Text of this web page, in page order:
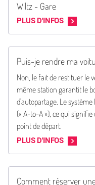
Wiltz - Gare
PLUS D'INFOS
Puis-je rendre ma
Non, le fait de restituer le
même station garantit le
d'autopartage. Le
(« A-to-A »), ce qui
point de départ.
PLUS D'INFOS
Comment réserver